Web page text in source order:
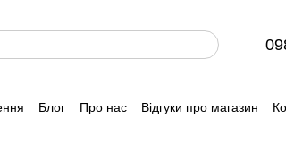
Блог Про нас Відгуки про магазин